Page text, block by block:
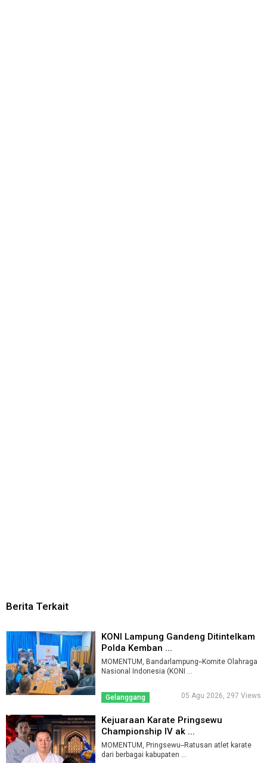
Berita Terkait
KONI Lampung Gandeng Ditintelkam
Polda Kemban ...
MOMENTUM, Bandarlampung--Komite Olahraga
Nasional Indonesia (KONI ...
Gelanggang 05 Agu 2026, 297 Views
Kejuaraan Karate Pringsewu
Championship IV ak ...
MOMENTUM, Pringsewu--Ratusan atlet karate
dari berbagai kabupaten ...